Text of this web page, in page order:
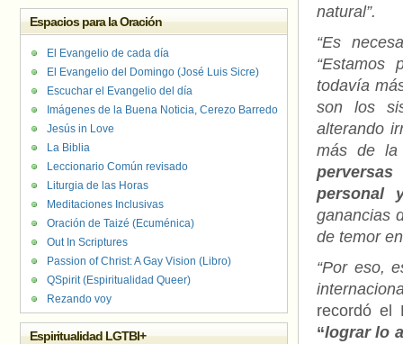
natural”.
“Es
“Estamos
todavía
son los
alterando
más de la
personal
ganancias
de temor
“Por eso,
recordó el
“lograr lo
Espacios para la Oración
El Evangelio de cada día
El Evangelio del Domingo (José Luis Sicre)
Escuchar el Evangelio del día
Imágenes de la Buena Noticia, Cerezo Barredo
Jesús in Love
La Biblia
Leccionario Común revisado
Liturgia de las Horas
Meditaciones Inclusivas
Oración de Taizé (Ecuménica)
Out In Scriptures
Passion of Christ: A Gay Vision (Libro)
QSpirit (Espiritualidad Queer)
Rezando voy
Espiritualidad LGTBI+